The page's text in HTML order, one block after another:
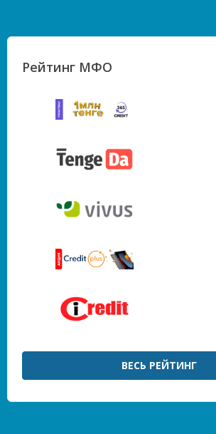
Рейтинг МФО
ВЕСЬ РЕЙТИНГ